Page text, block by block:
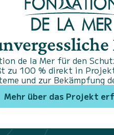
de la Mer für den
zu 100 % direkt in
und zur Bekämpfung
Mehr über das Projekt